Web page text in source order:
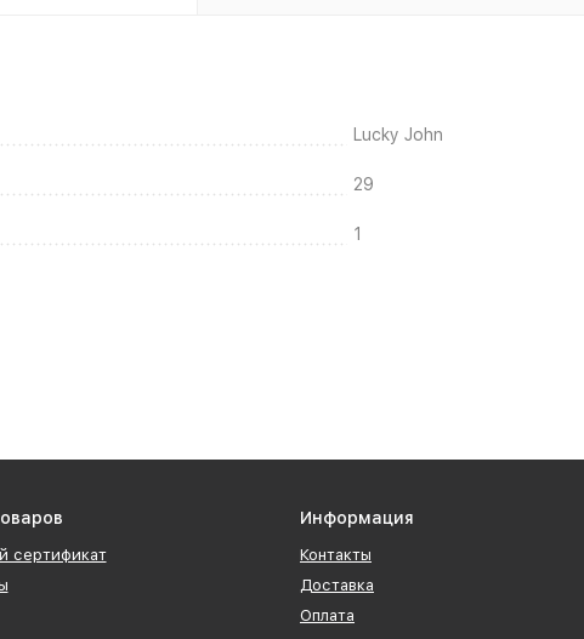
Lucky John
29
1
сертификат
Информация
Контакты
Доставка
Оплата